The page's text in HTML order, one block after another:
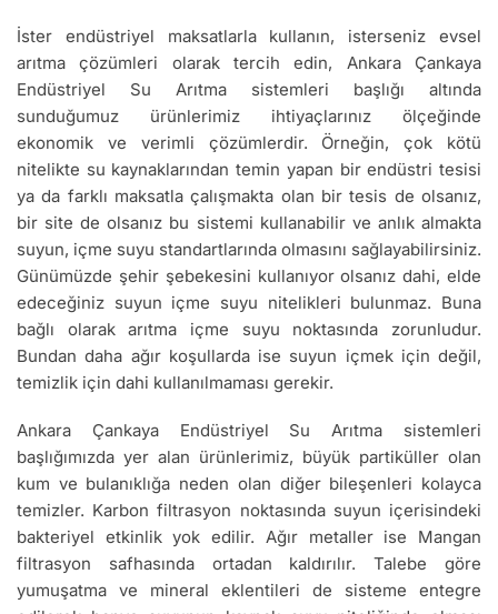
İster endüstriyel maksatlarla kullanın, isterseniz evsel
arıtma çözümleri olarak tercih edin, Ankara Çankaya
Endüstriyel Su Arıtma sistemleri başlığı altında
sunduğumuz ürünlerimiz ihtiyaçlarınız ölçeğinde
ekonomik ve verimli çözümlerdir. Örneğin, çok kötü
nitelikte su kaynaklarından temin yapan bir endüstri tesisi
ya da farklı maksatla çalışmakta olan bir tesis de olsanız,
bir site de olsanız bu sistemi kullanabilir ve anlık almakta
suyun, içme suyu standartlarında olmasını sağlayabilirsiniz.
Günümüzde şehir şebekesini kullanıyor olsanız dahi, elde
edeceğiniz suyun içme suyu nitelikleri bulunmaz. Buna
bağlı olarak arıtma içme suyu noktasında zorunludur.
Bundan daha ağır koşullarda ise suyun içmek için değil,
temizlik için dahi kullanılmaması gerekir.
Ankara Çankaya Endüstriyel Su Arıtma sistemleri
başlığımızda yer alan ürünlerimiz, büyük partiküller olan
kum ve bulanıklığa neden olan diğer bileşenleri kolayca
temizler. Karbon filtrasyon noktasında suyun içerisindeki
bakteriyel etkinlik yok edilir. Ağır metaller ise Mangan
filtrasyon safhasında ortadan kaldırılır. Talebe göre
yumuşatma ve mineral eklentileri de sisteme entegre